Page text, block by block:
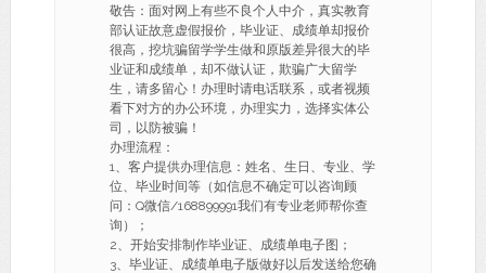
敬告：面对网上有些不良个人中介，真实教育
部认证故意虚假报价，毕业证、成绩单却报价
很高，挖坑骗留学学生做和原版差异很大的毕
业证和成绩单，却不做认证，欺骗广大留学
生，请多留心！办理时请电话联系，或者视频
看下对方的办公环境，办理实力，选择实体公
司，以防被骗！
办理流程：
1、客户提供办理信息：姓名、生日、专业、学
位、毕业时间等（如信息不确定可以咨询顾
问：Q微信/168899991我们有专业老师帮你查
询）；
2、开始安排制作毕业证、成绩单电子图；
3、毕业证、成绩单电子版做好以后发送给您确